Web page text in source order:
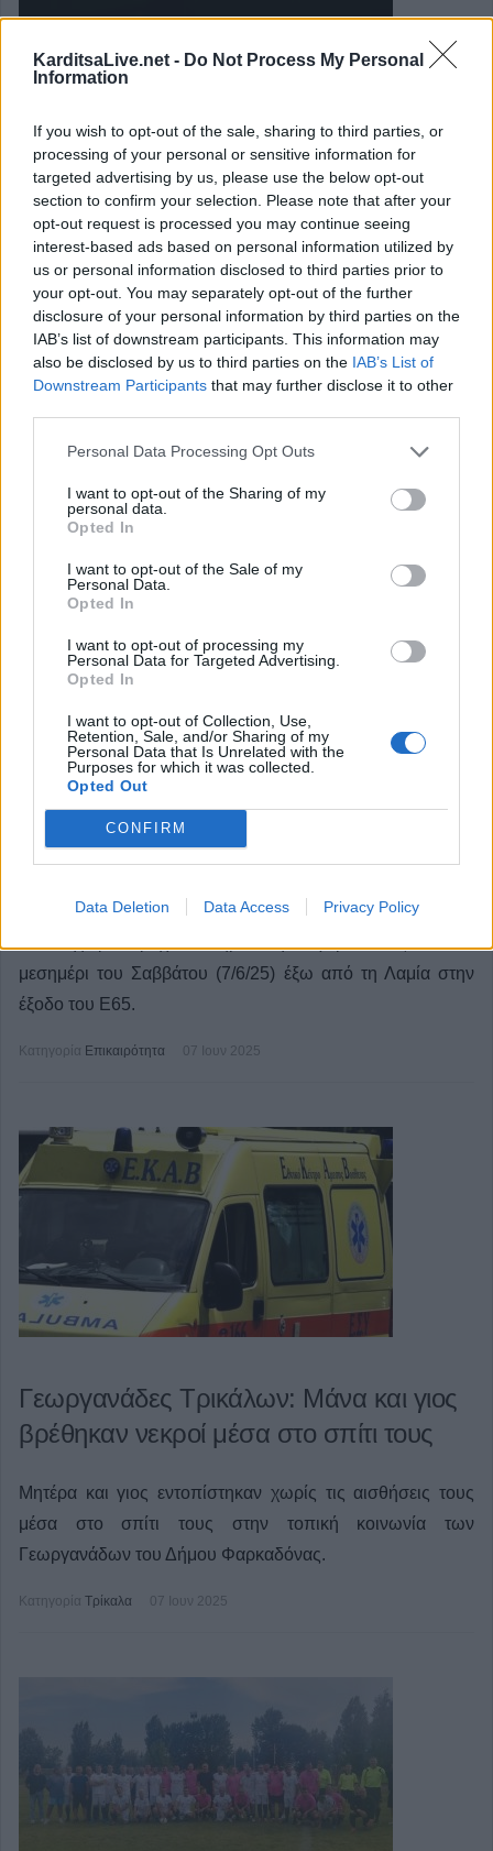
KarditsaLive.net - Do Not Process My Personal
Information
If you wish to opt-out of the sale, sharing to third parties, or
processing of your personal or sensitive information for
targeted advertising by us, please use the below opt-out
section to confirm your selection. Please note that after your
opt-out request is processed you may continue seeing
interest-based ads based on personal information utilized by
us or personal information disclosed to third parties prior to
your opt-out. You may separately opt-out of the further
disclosure of your personal information by third parties on the
IAB’s list of downstream participants. This information may
also be disclosed by us to third parties on the IAB’s List of
Downstream Participants that may further disclose it to other
Personal Data Processing Opt Outs
I want to opt-out of the Sharing of my
personal data.
Opted In
I want to opt-out of the Sale of my
Personal Data.
Opted In
I want to opt-out of processing my
Personal Data for Targeted Advertising.
Opted In
I want to opt-out of Collection, Use,
Retention, Sale, and/or Sharing of my
Personal Data that Is Unrelated with the
Purposes for which it was collected.
Opted Out
CONFIRM
Data Deletion Data Access Privacy Policy
Την Κυριακή 8 Ιουνίου η κηδεία της
Ελένης Πανάγου
Κηδεύεται τηνΚυριακή 8 Ιουνίου 2025καιώρα 11.30
π.μ.από τον Ιερό ΝαόΑγίου Δημητρίουτης κοινότητας
ΚαρδιτσομαγούλαςΚαρδίτσας ηΕλένη Πανάγου, ετών
Κατηγορία Κηδείες 07 Ιουν 2025
Θανατηφόρο τροχαίο για δικυκλιστή στον
μεσημέρι του Σαββάτου (7/6/25) έξω από τη Λαμία στην
έξοδο του Ε65.
Κατηγορία Επικαιρότητα 07 Ιουν 2025
Γεωργανάδες Τρικάλων: Μάνα και γιος
βρέθηκαν νεκροί μέσα στο σπίτι τους
Μητέρα και γιος εντοπίστηκαν χωρίς τις αισθήσεις τους
μέσα στο σπίτι τους στην τοπική κοινωνία των
Γεωργανάδων του Δήμου Φαρκαδόνας.
Κατηγορία Τρίκαλα 07 Ιουν 2025